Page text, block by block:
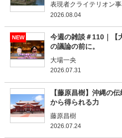
表現者クライテリオン事
2026.08.04
NEW
今週の雑談＃110｜【
の議論の前に。
大場一央
2026.07.31
【藤原昌樹】沖縄の
から得られる力
藤原昌樹
2026.07.24